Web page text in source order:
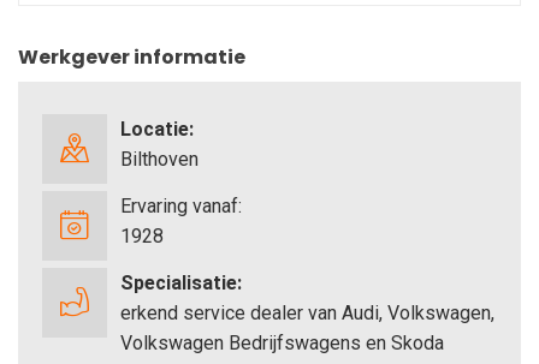
Werkgever informatie
Locatie:
Bilthoven
Ervaring vanaf:
1928
Specialisatie:
erkend service dealer van Audi, Volkswagen,
Volkswagen Bedrijfswagens en Skoda